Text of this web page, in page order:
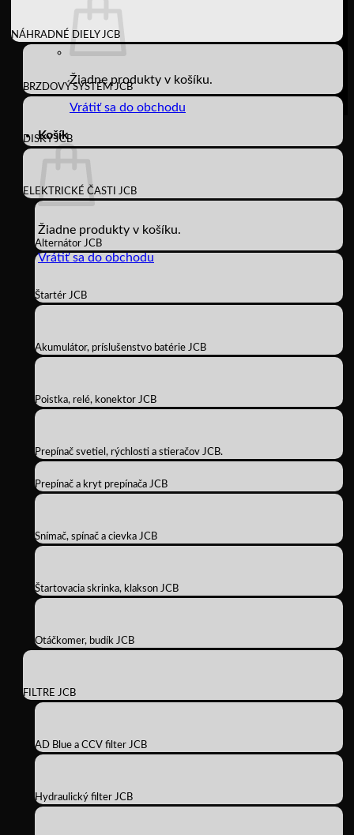
Žiadne produkty v košíku.
Vrátiť sa do obchodu
Košík
Žiadne produkty v košíku.
Vrátiť sa do obchodu
NÁHRADNÉ DIELY JCB
BRZDOVÝ SYSTÉM JCB
DISKY JCB
ELEKTRICKÉ ČASTI JCB
Alternátor JCB
Štartér JCB
Akumulátor, príslušenstvo batérie JCB
Poistka, relé, konektor JCB
Prepínač svetiel, rýchlosti a stieračov JCB.
Prepínač a kryt prepínača JCB
Snímač, spínač a cievka JCB
Štartovacia skrinka, klakson JCB
Otáčkomer, budík JCB
FILTRE JCB
AD Blue a CCV filter JCB
Hydraulický filter JCB